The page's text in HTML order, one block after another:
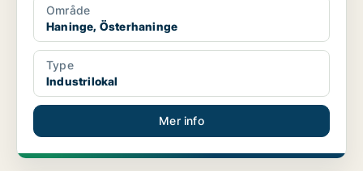
Område
Haninge, Österhaninge
Type
Industrilokal
Mer info